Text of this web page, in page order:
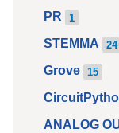
PR 1
STEMMA 24
Grove 15
ANALOG